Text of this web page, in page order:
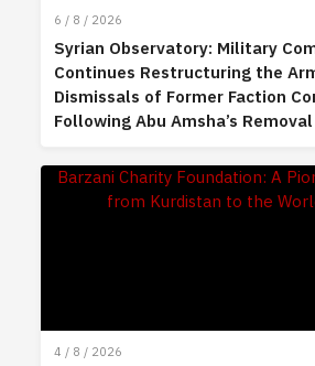
6 / 8 / 2026
Syrian Observatory: Military
Continues Restructuring the
Dismissals of Former Faction
Following Abu Amsha’s Removal
4 / 8 / 2026